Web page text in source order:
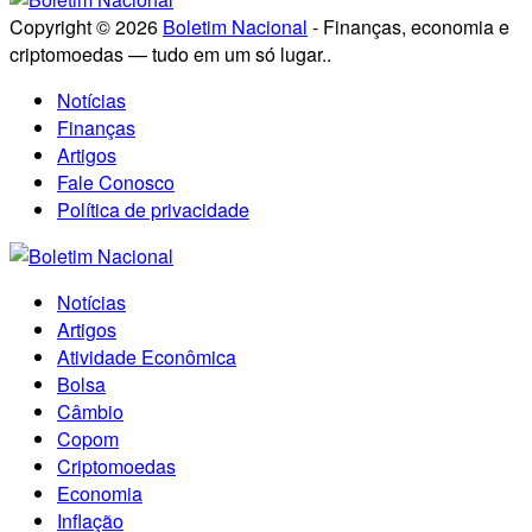
Copyright © 2026 Boletim Nacional - Finanças, economia e
criptomoedas — tudo em um só lugar..
Notícias
Finanças
Artigos
Fale Conosco
Política de privacidade
Notícias
Artigos
Atividade Econômica
Bolsa
Câmbio
Copom
Criptomoedas
Economia
Inflação